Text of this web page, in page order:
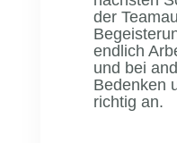
der
endlich
und bei
Bedenken
richtig an.